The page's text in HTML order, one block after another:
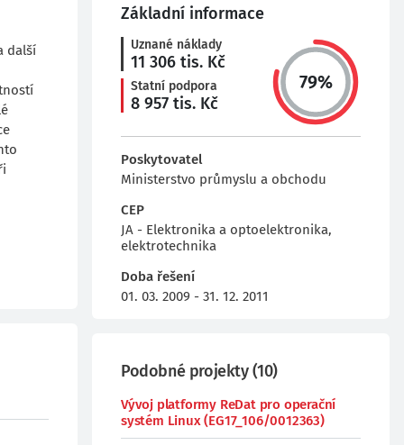
další
Základní informace
Uznané náklady
11 306 tis. Kč
Statní podpora
8 957 tis. Kč
79%
Poskytovatel
Ministerstvo průmyslu a obchodu
CEP
JA - Elektronika a optoelektronika,
elektrotechnika
Doba řešení
01. 03. 2009 - 31. 12. 2011
Podobné projekty(10)
Vývoj platformy ReDat pro operační
systém Linux (EG17_106/0012363)